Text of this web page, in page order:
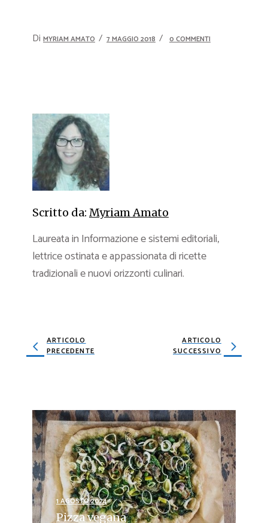
Di MYRIAM AMATO 7 MAGGIO 2018 0 COMMENTI
Scritto da: Myriam Amato
Laureata in Informazione e sistemi editoriali,
lettrice ostinata e appassionata di ricette
tradizionali e nuovi orizzonti culinari.
ARTICOLO
PRECEDENTE
ARTICOLO
SUCCESSIVO
1 AGOSTO 2024
Pizza vegana